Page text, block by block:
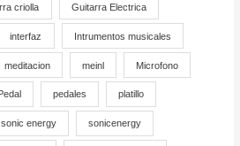
criolla Guitarra Electrica
interfaz Intrumentos musicales
meditacion meinl Microfono
Pedal pedales platillo
sonic energy sonicenergy